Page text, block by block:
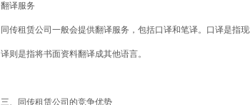
翻译服务
同传租赁公司一般会提供翻译服务，包括口译和笔译。口译是指
译则是指将书面资料翻译成其他语言。
三、同传租赁公司的竞争优势